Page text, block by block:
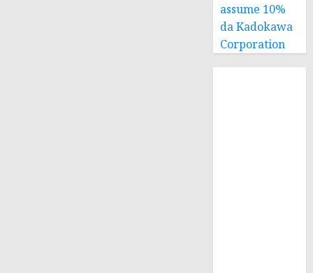
assume 10%
da Kadokawa
Corporation